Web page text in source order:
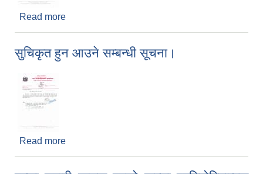
Read more
सुचिकृत हुन आउने सम्बन्धी सूचना।
Read more